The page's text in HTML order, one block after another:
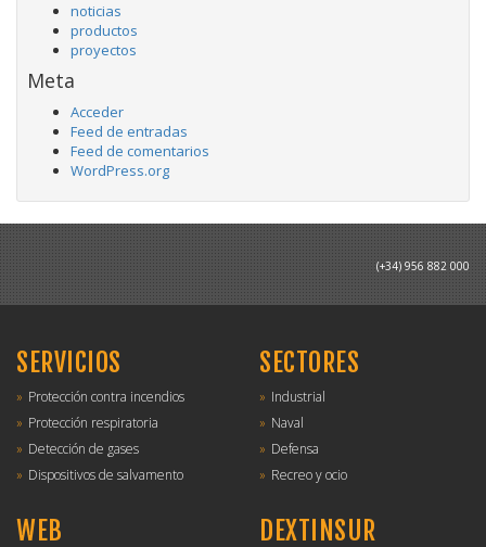
noticias
productos
proyectos
Meta
Acceder
Feed de entradas
Feed de comentarios
WordPress.org
(+34) 956 882 000
SERVICIOS
Protección contra incendios
Protección respiratoria
Detección de gases
Dispositivos de salvamento
SECTORES
Industrial
Naval
Defensa
Recreo y ocio
WEB DEXTINSUR